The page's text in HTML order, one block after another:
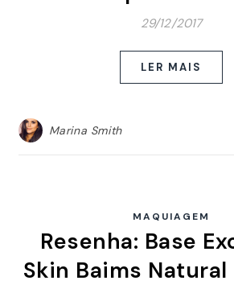
29/12/2017
LER MAIS
Marina Smith
MAQUIAGEM
Resenha: Base
Skin Baims